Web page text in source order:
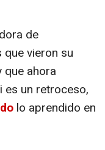
de
que vieron su
que ahora
es un retroceso,
lo aprendido en